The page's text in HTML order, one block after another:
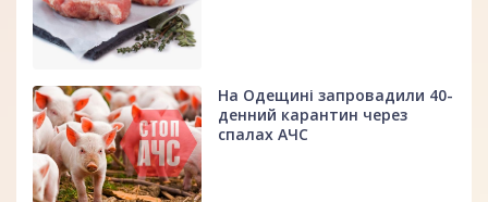
На Одещині запровадили 40-
денний карантин через
спалах АЧС